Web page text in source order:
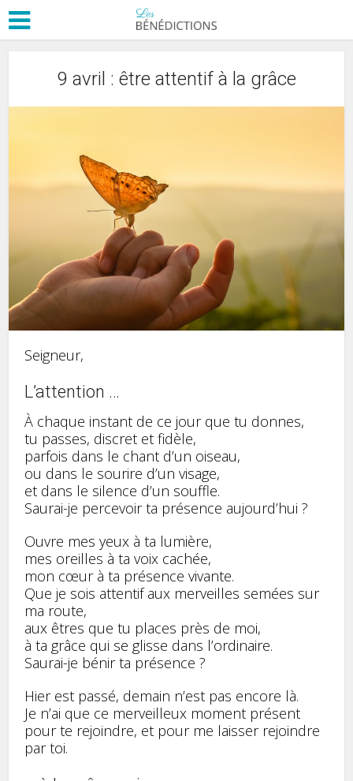
9 avril : être attentif à la grâce
Seigneur,
L’attention …
À chaque instant de ce jour que tu donnes,
tu passes, discret et fidèle,
parfois dans le chant d’un oiseau,
ou dans le sourire d’un visage,
et dans le silence d’un souffle.
Saurai-je percevoir ta présence aujourd’hui ?
Ouvre mes yeux à ta lumière,
mes oreilles à ta voix cachée,
mon cœur à ta présence vivante.
Que je sois attentif aux merveilles semées sur
ma route,
aux êtres que tu places près de moi,
à ta grâce qui se glisse dans l’ordinaire.
Saurai-je bénir ta présence ?
Hier est passé, demain n’est pas encore là.
Je n’ai que ce merveilleux moment présent
pour te rejoindre, et pour me laisser rejoindre
par toi.